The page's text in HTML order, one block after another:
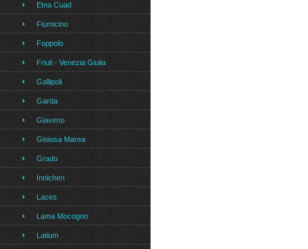
Etna Cuad
Fiumicino
Foppolo
Friuli - Venezia Giulia
Gallipoli
Garda
Giaveno
Gioiosa Marea
Grado
Innichen
Laces
Lama Mocogno
Latium